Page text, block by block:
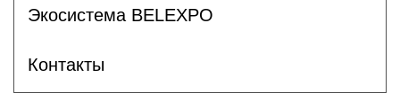
Экосистема BELEXPO
Контакты